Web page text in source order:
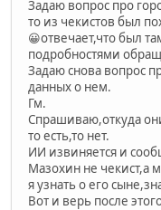
Задаю вопрос про
то из чекистов был
😀отвечает,что был
подробностями
Задаю снова вопрос
данных о нем.
Гм.
Спрашиваю,откуда
то есть,то нет.
ИИ извиняется и
Мазохин не чекист,а
я узнать о его
Вот и верь после